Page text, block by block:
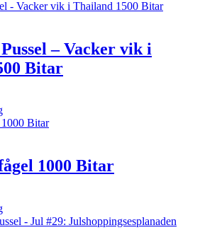
– Vacker vik i
Bitar
1000 Bitar